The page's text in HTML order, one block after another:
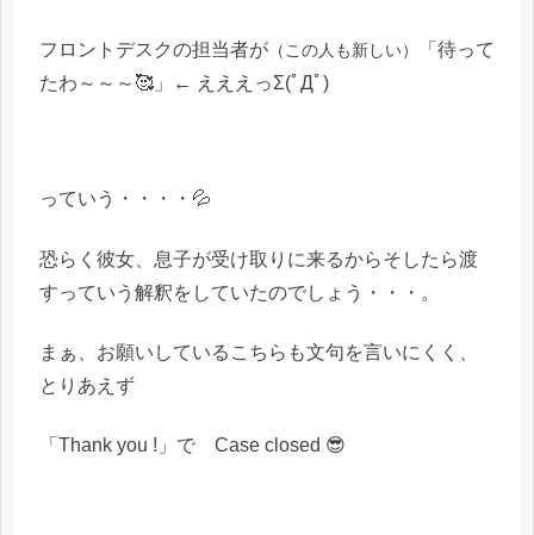
フロントデスクの担当者が （この人も新しい）
「待って
たわ～～～🥰」← えええっΣ(ﾟДﾟ)
っていう・・・・💦
恐らく彼女、息子が受け取りに来るからそしたら渡
すっていう解釈をしていたのでしょう・・・。
まぁ、お願いしているこちらも文句を言いにくく、
とりあえず
「Thank you !」で Case closed 😎